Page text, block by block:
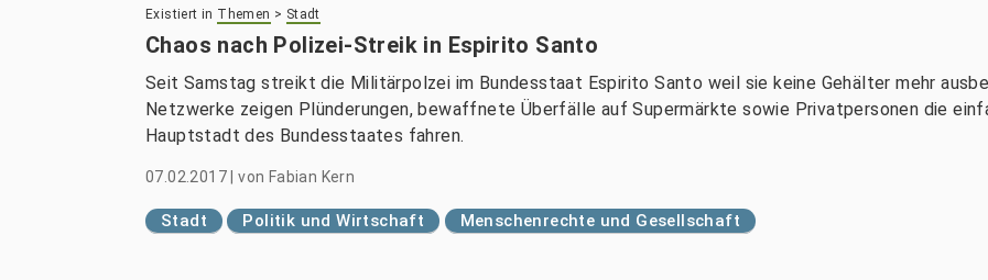
Existiert in Themen > Stadt
Chaos nach Polizei-Streik in Espirito Santo
Seit Samstag streikt die Militärpolzei im Bundesstaat Espirito Santo weil sie keine Gehälter mehr
Netzwerke zeigen Plünderungen, bewaffnete Überfälle auf Supermärkte sowie Privatpersonen die
Hauptstadt des Bundesstaates fahren.
07.02.2017 |von Fabian Kern
Stadt Politik und Wirtschaft Menschenrechte und Gesellschaft